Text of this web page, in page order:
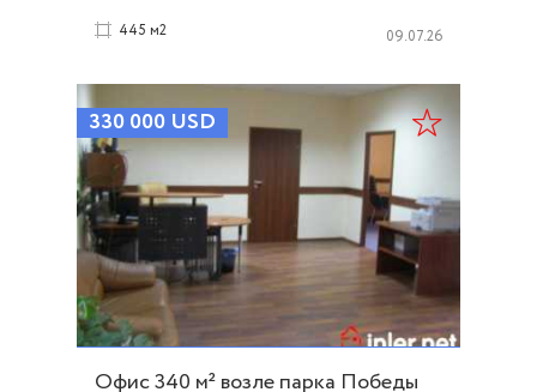
445 м2 09.07.26
330 000 USD
Офис 340 м² возле парка Победы